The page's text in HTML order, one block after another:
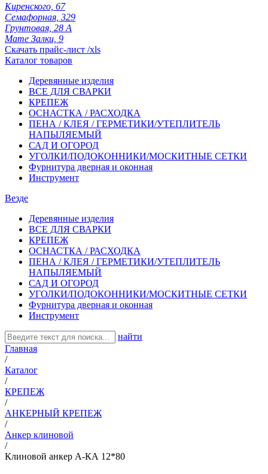
Киренского, 67
Семафорная, 329
Грунтовая, 28 А
Мате Залки, 9
Скачать прайс-лист /xls
Каталог товаров
Деревянные изделия
ВСЕ ДЛЯ СВАРКИ
КРЕПЕЖ
ОСНАСТКА / РАСХОДКА
ПЕНА / КЛЕЯ / ГЕРМЕТИКИ/УТЕПЛИТЕЛЬ
НАПЫЛЯЕМЫЙ
САД И ОГОРОД
УГОЛКИ/ПОДОКОННИКИ/МОСКИТНЫЕ СЕТКИ
Фурнитура дверная и оконная
Инструмент
Везде
Деревянные изделия
ВСЕ ДЛЯ СВАРКИ
КРЕПЕЖ
ОСНАСТКА / РАСХОДКА
ПЕНА / КЛЕЯ / ГЕРМЕТИКИ/УТЕПЛИТЕЛЬ
НАПЫЛЯЕМЫЙ
САД И ОГОРОД
УГОЛКИ/ПОДОКОННИКИ/МОСКИТНЫЕ СЕТКИ
Фурнитура дверная и оконная
Инструмент
найти
Главная
/
Каталог
/
КРЕПЕЖ
/
АНКЕРНЫЙ КРЕПЕЖ
/
Анкер клиновой
/
Клиновой анкер А-КА 12*80